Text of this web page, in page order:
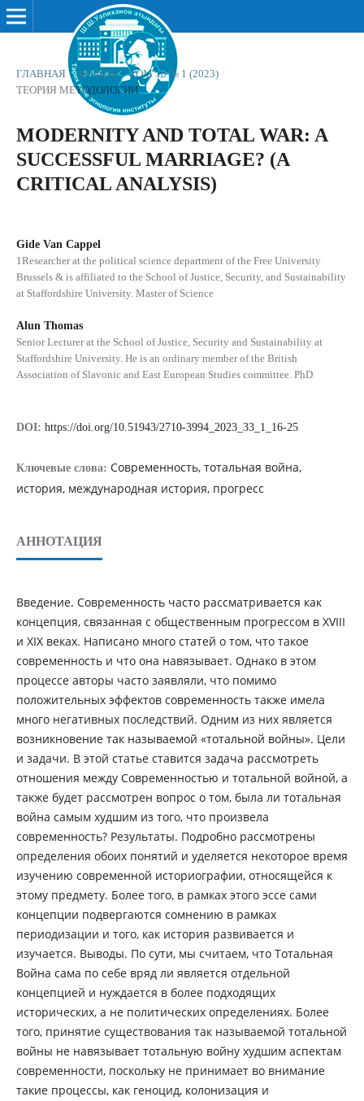
ГЛАВНАЯ / АРХИВЫ / ТОМ 10 № 1 (2023) /
ТЕОРИЯ МЕТОДОЛОГИИ
MODERNITY AND TOTAL WAR: A
SUCCESSFUL MARRIAGE? (A
CRITICAL ANALYSIS)
Gide Van Cappel
1Researcher at the political science department of the Free University
Brussels & is affiliated to the School of Justice, Security, and Sustainability
at Staffordshire University. Master of Science
Alun Thomas
Senior Lecturer at the School of Justice, Security and Sustainability at
Staffordshire University. He is an ordinary member of the British
Association of Slavonic and East European Studies committee. PhD
DOI: https://doi.org/10.51943/2710-3994_2023_33_1_16-25
Ключевые слова: Современность, тотальная война,
история, международная история, прогресс
АННОТАЦИЯ
Введение. Современность часто рассматривается как
концепция, связанная с общественным прогрессом в XVIII
и XIX веках. Написано много статей о том, что такое
современность и что она навязывает. Однако в этом
процессе авторы часто заявляли, что помимо
положительных эффектов современность также имела
много негативных последствий. Одним из них является
возникновение так называемой «тотальной войны». Цели
и задачи. В этой статье ставится задача рассмотреть
отношения между Современностью и тотальной войной, а
также будет рассмотрен вопрос о том, была ли тотальная
война самым худшим из того, что произвела
современность? Результаты. Подробно рассмотрены
определения обоих понятий и уделяется некоторое время
изучению современной историографии, относящейся к
этому предмету. Более того, в рамках этого эссе сами
концепции подвергаются сомнению в рамках
периодизации и того, как история развивается и
изучается. Выводы. По сути, мы считаем, что Тотальная
Война сама по себе вряд ли является отдельной
концепцией и нуждается в более подходящих
исторических, а не политических определениях. Более
того, принятие существования так называемой тотальной
войны не навязывает тотальную войну худшим аспектам
современности, поскольку не принимает во внимание
такие процессы, как геноцид, колонизация и